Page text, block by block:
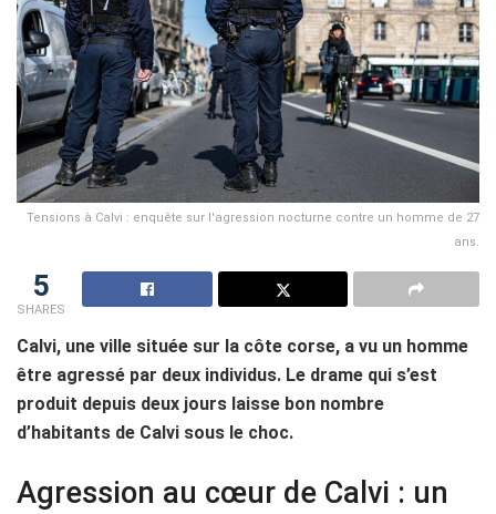
Tensions à Calvi : enquête sur l'agression nocturne contre un homme de 27
ans.
5
SHARES
Calvi, une ville située sur la côte corse, a vu un homme
être agressé par deux individus. Le drame qui s’est
produit depuis deux jours laisse bon nombre
d’habitants de Calvi sous le choc.
Agression au cœur de Calvi : un